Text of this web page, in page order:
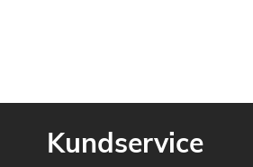
Kundservice